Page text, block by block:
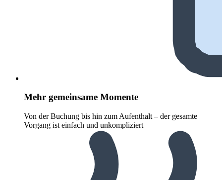
Mehr gemeinsame Momente
Von der Buchung bis hin zum Aufenthalt – der gesamte
Vorgang ist einfach und unkompliziert